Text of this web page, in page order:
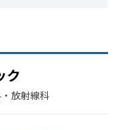
ク
放射線科